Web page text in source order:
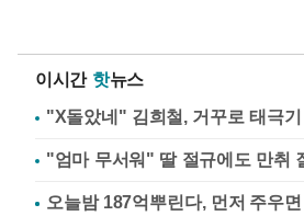
이시간 핫뉴스
"X돌았네" 김희철, 거꾸로 태극
"엄마 무서워" 딸 절규에도 만취